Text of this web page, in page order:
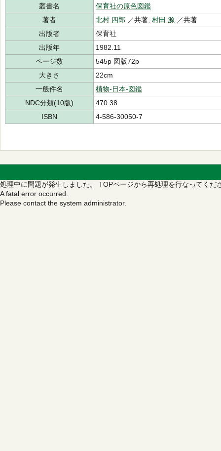
叢書名
保育社の原色図鑑
著者
北村 四郎 ／共著, 村田 源 ／共著
出版者
保育社
出版年
1982.11
ページ数
545p 図版72p
大きさ
22cm
一般件名
植物-日本-図鑑
NDC分類(10版)
470.38
ISBN
4-586-30050-7
処理中に問題が発生しました。 TOPページから再処理を行なってくだ
A fatal error occurred.
Please contact the system administrator.